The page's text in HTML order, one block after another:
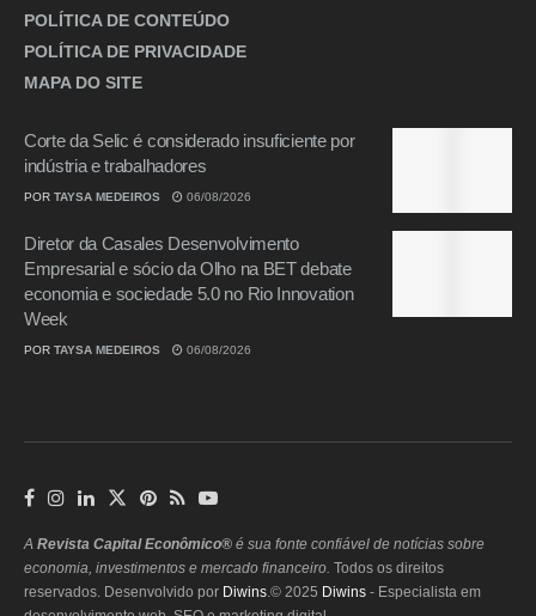
POLÍTICA DE CONTEÚDO
POLÍTICA DE PRIVACIDADE
MAPA DO SITE
Corte da Selic é considerado insuficiente por
indústria e trabalhadores
POR TAYSA MEDEIROS 06/08/2026
Diretor da Casales Desenvolvimento
Empresarial e sócio da Olho na BET debate
economia e sociedade 5.0 no Rio Innovation
Week
POR TAYSA MEDEIROS 06/08/2026
A Revista Capital Econômico® é sua fonte confiável de notícias sobre
economia, investimentos e mercado financeiro. Todos os direitos
reservados. Desenvolvido por Diwins .© 2025 Diwins - Especialista em